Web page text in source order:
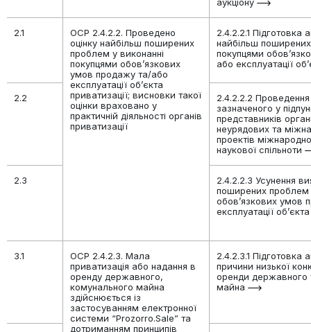
2.1
ОСР 2.4.2.2. Проведено
оцінку найбільш поширених
проблем у виконанні
покупцями обов’язкових
умов продажу та/або
експлуатації об’єкта
приватизації; висновки такої
оцінки враховано у
практичній діяльності органів
приватизації
2.4.2.2.1 Підготовка
найбільш
покупцями
або експлуатації
2.2
2.4.2.2.2 Проведення
зазначеного у
представників
неурядових та
проектів
наукової спільноти
2.3
2.4.2.2.3 Усунення
поширених проблем
обов’язкових умов
експлуатації
3.1
ОСР 2.4.2.3. Мала
приватизація або надання в
оренду державного,
комунального майна
здійснюється із
застосуванням електронної
системи “Prozorro.Sale” та
дотриманням принципів
2.4.2.3.1 Підготовка
причини низької
оренди державного
майна